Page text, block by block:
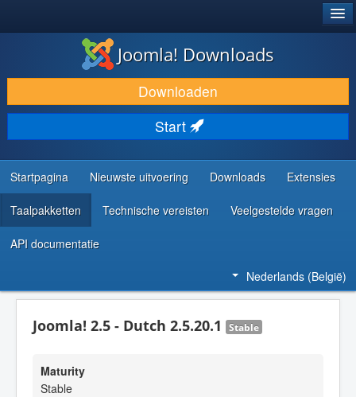
DOWNLOAD & BREID UIT
ONTDEK & LEER
COMMUNITY & ONDERSTEUNING
ONTWIKKELAARSBRONNEN
Joomla! Downloads
Downloaden
Start
Startpagina Nieuwste uitvoering Downloads Extensies
Taalpakketten Technische vereisten Veelgestelde vragen
API documentatie
Nederlands (België)
Joomla! 2.5 - Dutch 2.5.20.1 Stable
Maturity
Stable